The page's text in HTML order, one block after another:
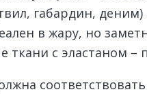
габардин,
в жару, но
ткани с эластаном